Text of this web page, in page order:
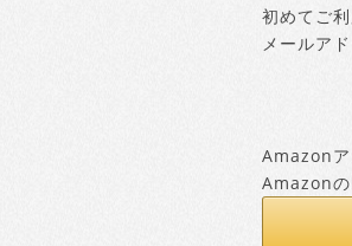
初めてご
メールア
Amazonア
Amazonの